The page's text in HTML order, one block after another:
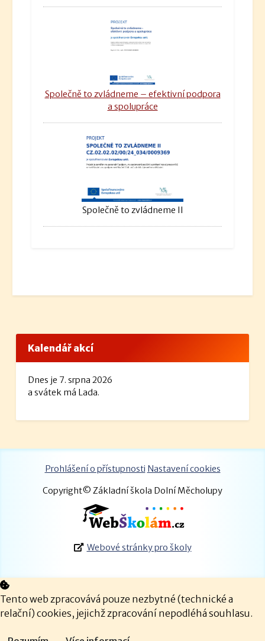
Společně to zvládneme – efektivní podpora
a spolupráce
Společně to zvládneme II
Kalendář akcí
Dnes je 7. srpna 2026
a svátek má Lada.
Prohlášení o přístupnosti Nastavení cookies
Copyright© Základní škola Dolní Měcholupy
Webové stránky pro školy
Tento web zpracovává pouze nezbytné (technické a
relační) cookies, jejichž zpracování nepodléhá souhlasu.